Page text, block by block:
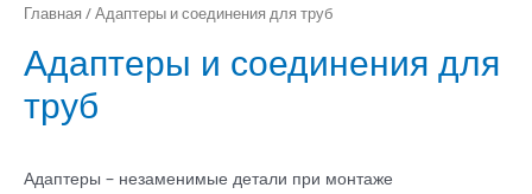
Главная / Адаптеры и соединения для труб
Адаптеры и соединения для
труб
Адаптеры – незаменимые детали при монтаже